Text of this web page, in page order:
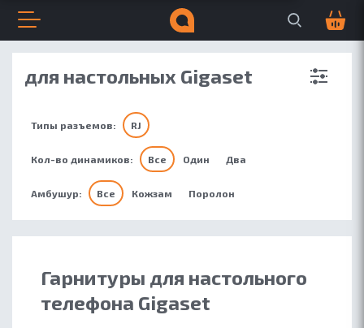
ASP
Открыть меню
Поиск по сайту
Всплывающее меню
Навигация по сайту
Закрыть меню
для настольных Gigaset
Типы разъемов: RJ
Кол-во динамиков: Все Один Два
Амбушур: Все Кожзам Поролон
Гарнитуры для настольного
телефона Gigaset